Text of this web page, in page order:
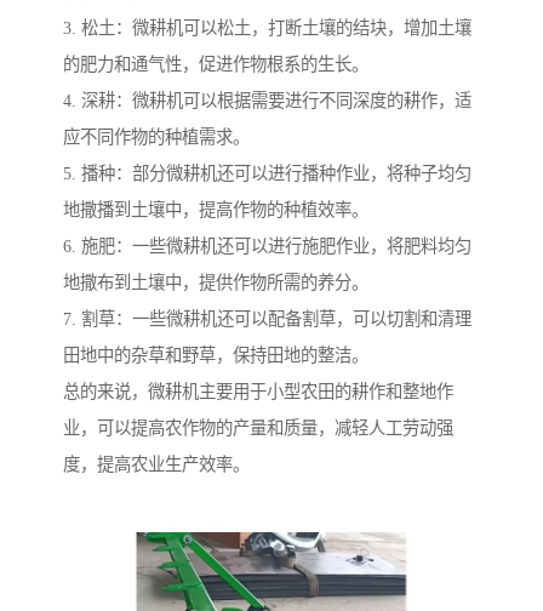
3. 松土：微耕机可以松土，打断土壤的结块，增加土壤
的肥力和通气性，促进作物根系的生长。
4. 深耕：微耕机可以根据需要进行不同深度的耕作，适
应不同作物的种植需求。
5. 播种：部分微耕机还可以进行播种作业，将种子均匀
地撒播到土壤中，提高作物的种植效率。
6. 施肥：一些微耕机还可以进行施肥作业，将肥料均匀
地撒布到土壤中，提供作物所需的养分。
7. 割草：一些微耕机还可以配备割草，可以切割和清理
田地中的杂草和野草，保持田地的整洁。
总的来说，微耕机主要用于小型农田的耕作和整地作
业，可以提高农作物的产量和质量，减轻人工劳动强
度，提高农业生产效率。